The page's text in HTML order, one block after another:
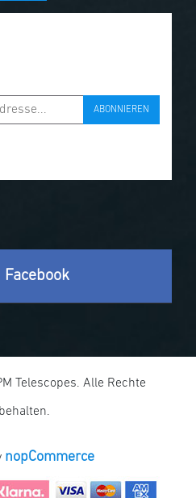
ABONNIEREN
Facebook
Telescopes. Alle Rechte
nopCommerce